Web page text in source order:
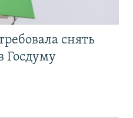
снять
Госдуму